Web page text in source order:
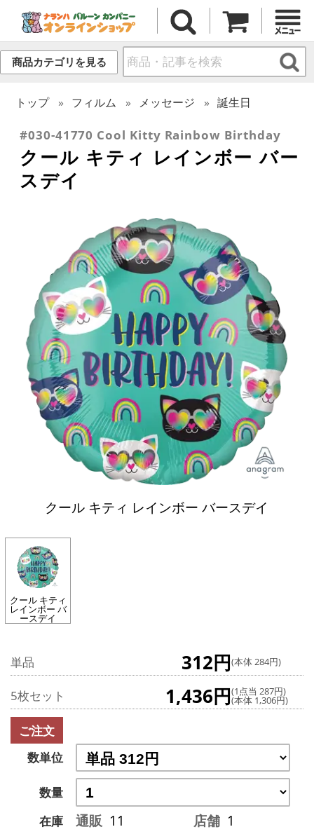
商品カテゴリを見る
トップ フィルム メッセージ 誕生日
#030-41770 Cool Kitty Rainbow Birthday
クール キティ レインボー バー
スデイ
クール キティ レインボー バースデイ
クール キティ
レインボー バ
ースデイ
単品 312円(本体 284円)
5枚セット 1,436円(1点当 287円)
(本体 1,306円)
ご注文
数単位
数量
在庫
通販 11 店舗 1